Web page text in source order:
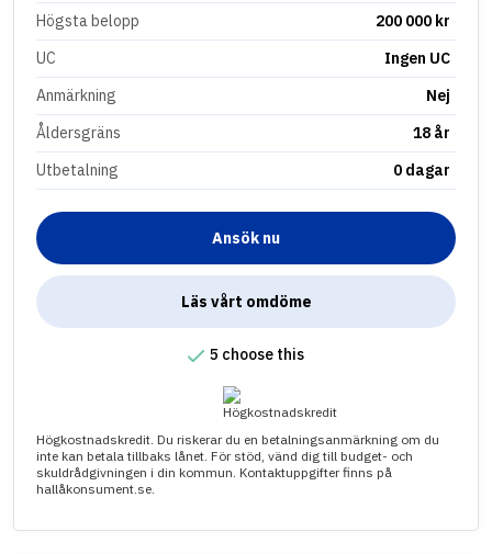
Högsta belopp
200 000 kr
UC
Ingen UC
Anmärkning
Nej
Åldersgräns
18 år
Utbetalning
0 dagar
Ansök nu
Läs vårt omdöme
5 choose this
Högkostnadskredit. Du riskerar du en betalningsanmärkning om du
inte kan betala tillbaks lånet. För stöd, vänd dig till budget- och
skuldrådgivningen i din kommun. Kontaktuppgifter finns på
hallåkonsument.se.